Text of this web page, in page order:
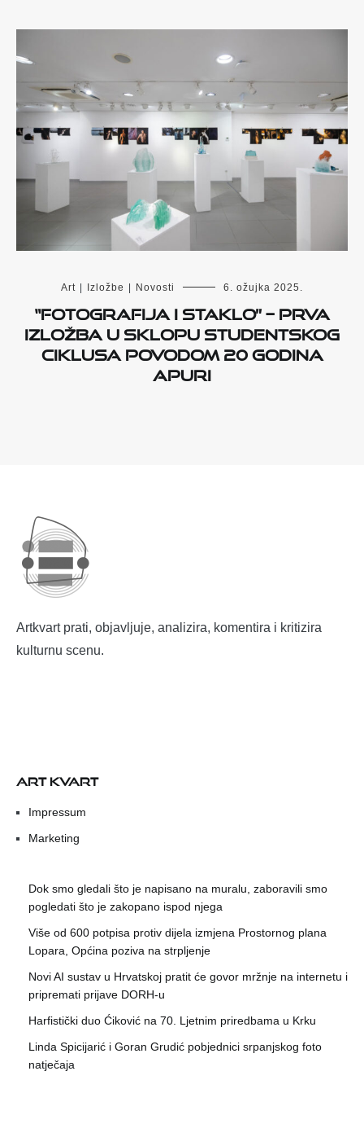
Art Izložbe Novosti 6. ožujka 2025.
“Fotografija i staklo” – prva
izložba u sklopu studentskog
ciklusa povodom 20 godina
APURI
Artkvart prati, objavljuje, analizira, komentira i kritizira
kulturnu scenu.
ART KVART
Impressum
Marketing
Dok smo gledali što je napisano na muralu, zaboravili smo
pogledati što je zakopano ispod njega
Više od 600 potpisa protiv dijela izmjena Prostornog plana
Lopara, Općina poziva na strpljenje
Novi AI sustav u Hrvatskoj pratit će govor mržnje na internetu i
pripremati prijave DORH-u
Harfistički duo Ćiković na 70. Ljetnim priredbama u Krku
Linda Spicijarić i Goran Grudić pobjednici srpanjskog foto
natječaja